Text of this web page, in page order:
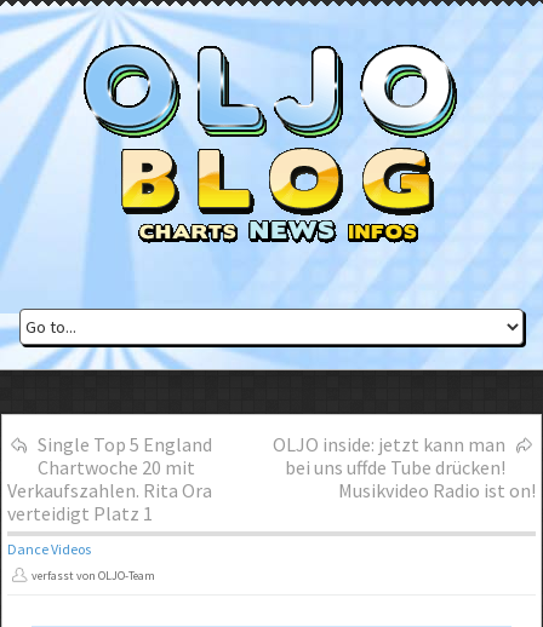
Single Top 5 England
Chartwoche 20 mit
Verkaufszahlen. Rita Ora
verteidigt Platz 1
OLJO inside: jetzt kann man
bei uns uffde Tube drücken!
Musikvideo Radio ist on!
Dance Videos
verfasst von OLJO-Team